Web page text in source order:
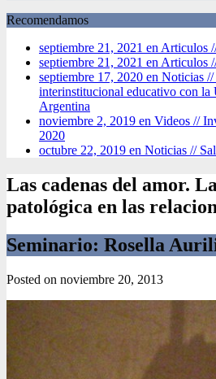
Recomendamos
septiembre 21, 2021 en Articulos
septiembre 21, 2021 en Articulos
septiembre 17, 2020 en Noticias //
interinstitucional educativo con la
Argentina
noviembre 2, 2019 en Videos //
2020
octubre 22, 2019 en Noticias //
Las cadenas del amor.
patológica en las
Seminario: Rosella
Posted on noviembre 20, 2013